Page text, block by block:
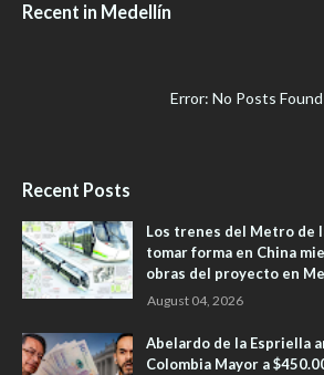
Recent in Medellín
Error: No Posts Found
Recent Posts
Los trenes del Metro de
tomar forma en China
obras del proyecto en
August 04, 2026
Abelardo de la Espriella
Colombia Mayor a